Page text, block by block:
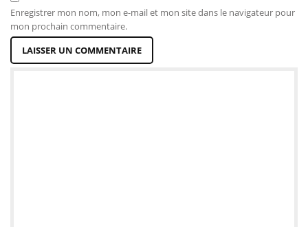
Enregistrer mon nom, mon e-mail et mon site dans le navigateur pour
mon prochain commentaire.